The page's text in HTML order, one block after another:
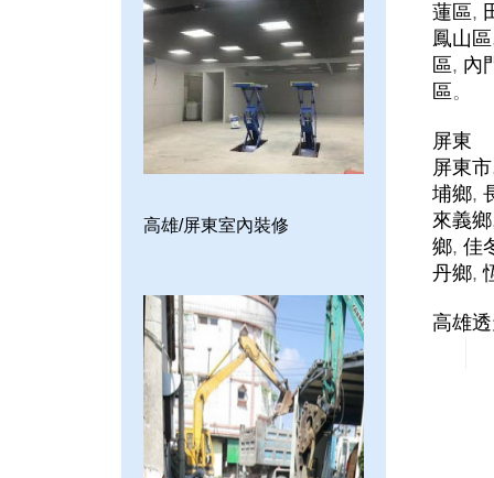
高雄/屏東室內裝修
蓮區,
鳳山區
區, 內
區 。
屏東
屏東市
埔鄉,
來義鄉
鄉, 佳
丹鄉,
高雄